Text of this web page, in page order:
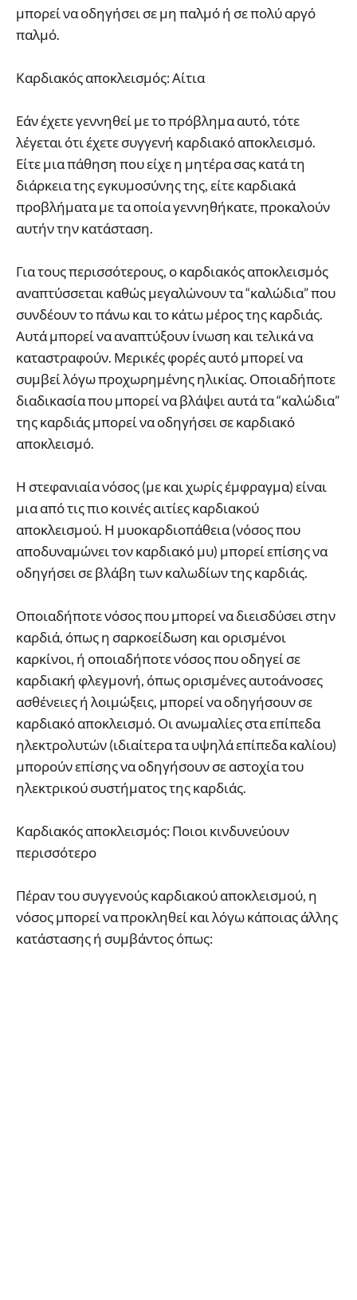
μπορεί να οδηγήσει σε μη παλμό ή σε πολύ αργό
παλμό.
Καρδιακός αποκλεισμός: Αίτια
Εάν έχετε γεννηθεί με το πρόβλημα αυτό, τότε
λέγεται ότι έχετε συγγενή καρδιακό αποκλεισμό.
Είτε μια πάθηση που είχε η μητέρα σας κατά τη
διάρκεια της εγκυμοσύνης της, είτε καρδιακά
προβλήματα με τα οποία γεννηθήκατε, προκαλούν
αυτήν την κατάσταση.
Για τους περισσότερους, ο καρδιακός αποκλεισμός
αναπτύσσεται καθώς μεγαλώνουν τα “καλώδια” που
συνδέουν το πάνω και το κάτω μέρος της καρδιάς.
Αυτά μπορεί να αναπτύξουν ίνωση και τελικά να
καταστραφούν. Μερικές φορές αυτό μπορεί να
συμβεί λόγω προχωρημένης ηλικίας. Οποιαδήποτε
διαδικασία που μπορεί να βλάψει αυτά τα “καλώδια”
της καρδιάς μπορεί να οδηγήσει σε καρδιακό
αποκλεισμό.
Η στεφανιαία νόσος (με και χωρίς έμφραγμα) είναι
μια από τις πιο κοινές αιτίες καρδιακού
αποκλεισμού. Η μυοκαρδιοπάθεια (νόσος που
αποδυναμώνει τον καρδιακό μυ) μπορεί επίσης να
οδηγήσει σε βλάβη των καλωδίων της καρδιάς.
Οποιαδήποτε νόσος που μπορεί να διεισδύσει στην
καρδιά, όπως η σαρκοείδωση και ορισμένοι
καρκίνοι, ή οποιαδήποτε νόσος που οδηγεί σε
καρδιακή φλεγμονή, όπως ορισμένες αυτοάνοσες
ασθένειες ή λοιμώξεις, μπορεί να οδηγήσουν σε
καρδιακό αποκλεισμό. Οι ανωμαλίες στα επίπεδα
ηλεκτρολυτών (ιδιαίτερα τα υψηλά επίπεδα καλίου)
μπορούν επίσης να οδηγήσουν σε αστοχία του
ηλεκτρικού συστήματος της καρδιάς.
Καρδιακός αποκλεισμός: Ποιοι κινδυνεύουν
περισσότερο
Πέραν του συγγενούς καρδιακού αποκλεισμού, η
νόσος μπορεί να προκληθεί και λόγω κάποιας άλλης
κατάστασης ή συμβάντος όπως: